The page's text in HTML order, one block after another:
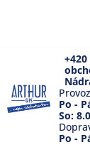
+420
Po -
So:
Po -
o
p